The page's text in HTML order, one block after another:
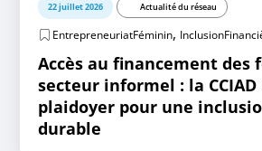
22 juillet 2026 Actualité du réseau
EntrepreneuriatFéminin,
Accès au financement des
secteur informel : la
plaidoyer pour une
durable